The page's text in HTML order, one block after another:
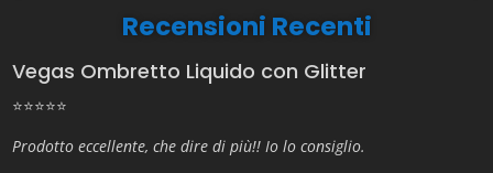
Recensioni Recenti
Vegas Ombretto Liquido con Glitter
⭐⭐⭐⭐⭐
Prodotto eccellente, che dire di più!! Io lo consiglio.